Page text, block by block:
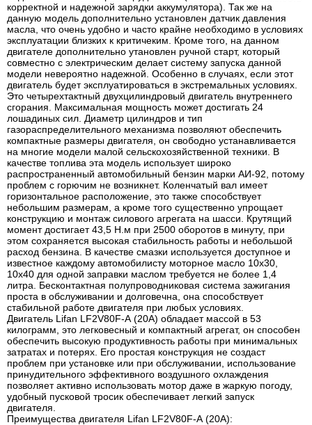
корректной и надежной зарядки аккумулятора). Так же на
данную модель дополнительно установлен датчик давления
масла, что очень удобно и часто крайне необходимо в условиях
эксплуатации близких к критичеким. Кроме того, на данном
двигателе дополнительно утановлен ручной старт, который
совместно с электрическим делает систему запуска данной
модели невероятно надежной. Особенно в случаях, если этот
двигатель будет эксплуатироваться в экстремальных условиях.
Это четырехтактный двухцилиндровый двигатель внутреннего
сгорания. Максимальная мощность может достигать 24
лошадиных сил. Диаметр цилиндров и тип
газораспределительного механизма позволяют обеспечить
компактные размеры двигателя, он свободно устанавливается
на многие модели малой сельскохозяйственной техники. В
качестве топлива эта модель использует широко
распространенный автомобильный бензин марки АИ-92, потому
проблем с горючим не возникнет. Коленчатый вал имеет
горизонтальное расположение, это также способствует
небольшим размерам, а кроме того существенно упрощает
конструкцию и монтаж силового агрегата на шасси. Крутящий
момент достигает 43,5 Н.м при 2500 оборотов в минуту, при
этом сохраняется высокая стабильность работы и небольшой
расход бензина. В качестве смазки используется доступное и
известное каждому автомобилисту моторное масло 10х30,
10х40 для одной заправки маслом требуется не более 1,4
литра. Бесконтактная полупроводниковая система зажигания
проста в обслуживании и долговечна, она способствует
стабильной работе двигателя при любых условиях.
Двигатель Lifan LF2V80F-А (20А) обладает массой в 53
килограмм, это легковесный и компактный агрегат, он способен
обеспечить высокую продуктивность работы при минимальных
затратах и потерях. Его простая конструкция не создаст
проблем при установке или при обслуживании, использование
принудительного эффективного воздушного охлаждения
позволяет активно использовать мотор даже в жаркую погоду,
удобный пусковой тросик обеспечивает легкий запуск
двигателя.
Преимущества двигателя Lifan LF2V80F-А (20А):